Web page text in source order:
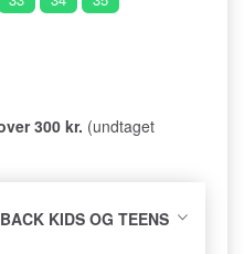
300 kr. (undtaget
KIDS OG TEENS